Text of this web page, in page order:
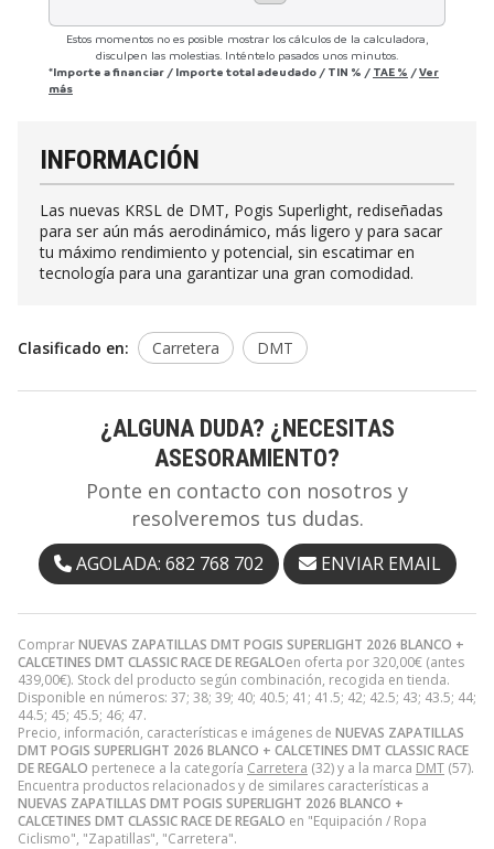
Estos momentos no es posible mostrar los cálculos de la calculadora,
disculpen las molestias. Inténtelo pasados unos minutos.
*Importe a financiar / Importe total adeudado / TIN % / TAE % /Ver
más
ComprarNUEVAS ZAPATILLAS DMT POGIS SUPERLIGHT 2026 BLANCO +
CALCETINES DMT CLASSIC RACE DE REGALOen oferta por320,00€ (antes
439,00€). Stock del producto según combinación, recogida en tienda.
Disponible en números: 37; 38; 39; 40; 40.5; 41; 41.5; 42; 42.5; 43; 43.5; 44;
44.5; 45; 45.5; 46; 47.
Precio, información, características e imágenes de NUEVAS ZAPATILLAS
DMT POGIS SUPERLIGHT 2026 BLANCO + CALCETINES DMT CLASSIC RACE
DE REGALO pertenece a la categoría Carretera (32) y a la marca DMT (57).
Encuentra productos relacionados y de similares características a
NUEVAS ZAPATILLAS DMT POGIS SUPERLIGHT 2026 BLANCO +
CALCETINES DMT CLASSIC RACE DE REGALO en "Equipación / Ropa
Ciclismo", "Zapatillas", "Carretera".
INFORMACIÓN
Las nuevas KRSL de DMT, Pogis Superlight, rediseñadas
para ser aún más aerodinámico, más ligero y para sacar
tu máximo rendimiento y potencial, sin escatimar en
tecnología para una garantizar una gran comodidad.
Clasificado en: Carretera DMT
¿ALGUNA DUDA? ¿NECESITAS
ASESORAMIENTO?
Ponte en contacto con nosotros y
resolveremos tus dudas.
AGOLADA: 682 768 702 ENVIAR EMAIL